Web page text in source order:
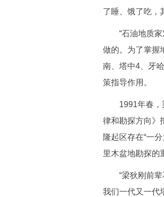
了睡、饿了吃，
“石油地质家
做的。为了掌握
南、塔中4、牙
策指导作用。
1991年春，梁
律和勘探方向》
隆起区存在“一
里木盆地勘探的
“梁狄刚前辈
我们一代又一代